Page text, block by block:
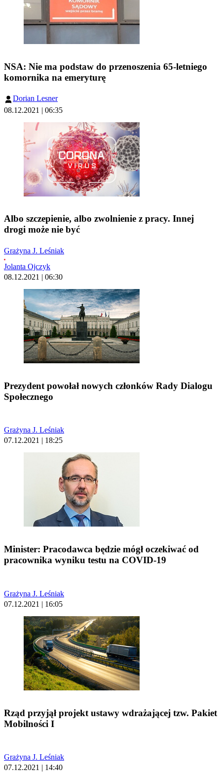
NSA: Nie ma podstaw do przenoszenia 65-letniego
komornika na emeryturę
Dorian Lesner
08.12.2021 | 06:35
Albo szczepienie, albo zwolnienie z pracy. Innej
drogi może nie być
Grażyna J. Leśniak
Jolanta Ojczyk
08.12.2021 | 06:30
Prezydent powołał nowych członków Rady Dialogu
Społecznego
Grażyna J. Leśniak
07.12.2021 | 18:25
Minister: Pracodawca będzie mógł oczekiwać od
pracownika wyniku testu na COVID-19
Grażyna J. Leśniak
07.12.2021 | 16:05
Rząd przyjął projekt ustawy wdrażającej tzw. Pakiet
Mobilności I
Grażyna J. Leśniak
07.12.2021 | 14:40